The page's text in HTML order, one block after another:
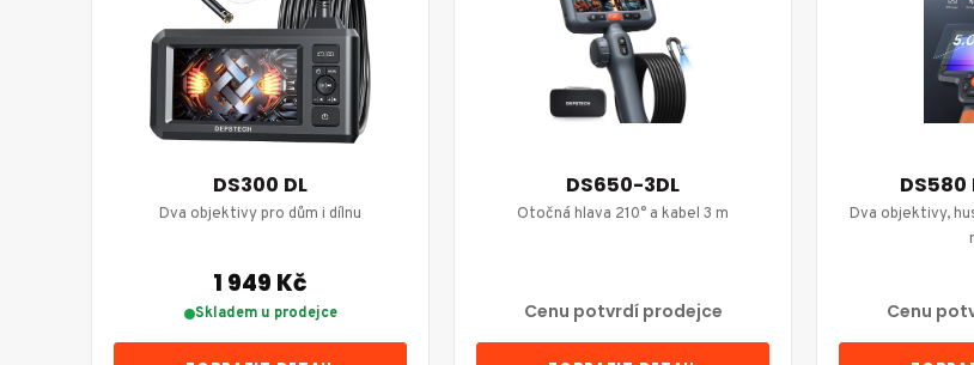
DS300 DL
Dva objektivy pro dům i dílnu
1 949 Kč
Skladem u prodejce
DS650-3DL
Otočná hlava 210° a kabel 3 m
Cenu potvrdí prodejce
DS580
Dva objektivy,
Cenu